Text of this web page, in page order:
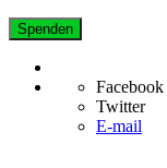
Spenden
Facebook
Twitter
E-mail